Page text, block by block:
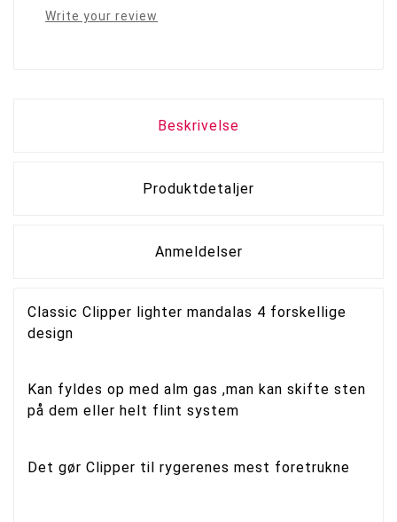
Write your review
Beskrivelse
Produktdetaljer
Anmeldelser
Classic Clipper lighter mandalas 4 forskellige
design
Kan fyldes op med alm gas ,man kan skifte sten
på dem eller helt flint system
Det gør Clipper til rygerenes mest foretrukne